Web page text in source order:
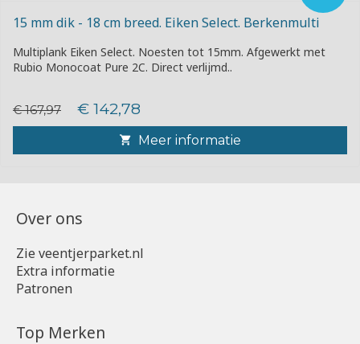
15 mm dik - 18 cm breed. Eiken Select. Berkenmulti
Multiplank Eiken Select. Noesten tot 15mm. Afgewerkt met
Rubio Monocoat Pure 2C. Direct verlijmd..
€ 167,97 € 142,78
Meer informatie
Over ons
Zie veentjerparket.nl
Extra informatie
Patronen
Top Merken